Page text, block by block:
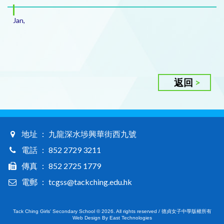
Jan,
返回
地址 ： 九龍深水埗興華街西九號
電話 ： 852 2729 3211
傳真 ： 852 2725 1779
電郵 ： tcgss@tackching.edu.hk
Tack Ching Girls' Secondary School © 2026. All rights reserved / 德貞女子中學版權所有
Web Design By East Technologies